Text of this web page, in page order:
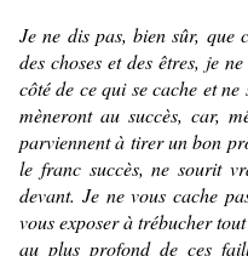
Je ne dis pas, bien sûr, que
des choses et des êtres, je
côté de ce qui se cache et
mèneront au succès, car,
parviennent à tirer un bon
le franc succès, ne sourit
devant. Je ne vous cache
vous exposer à trébucher
au plus profond de ces